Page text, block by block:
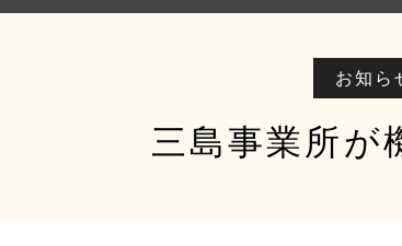
お知ら
三島事業所が